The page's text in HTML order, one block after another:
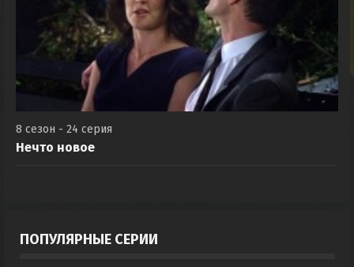
8 сезон - 24 серия
Нечто новое
ПОПУЛЯРНЫЕ СЕРИИ